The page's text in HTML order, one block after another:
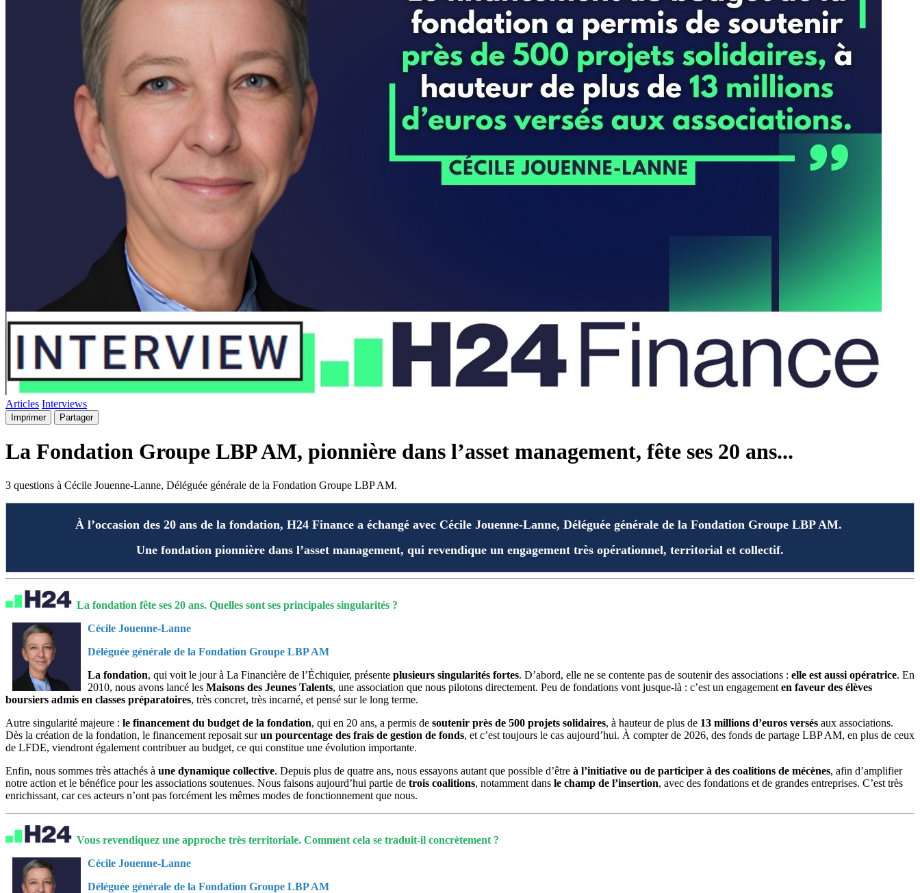
Articles Interviews
Imprimer Partager
La Fondation Groupe LBP AM, pionnière dans l’asset management, fête ses 20 ans...
3 questions à Cécile Jouenne-Lanne, Déléguée générale de la Fondation Groupe LBP AM.
À l’occasion des 20 ans de la fondation, H24 Finance a échangé avec Cécile Jouenne-Lanne, Déléguée générale de la Fondation Groupe LBP AM.
Une fondation pionnière dans l’asset management, qui revendique un engagement très opérationnel, territorial et collectif.
La fondation fête ses 20 ans. Quelles sont ses principales singularités ?
Cécile Jouenne-Lanne
Déléguée générale de la Fondation Groupe LBP AM
La fondation, qui voit le jour à La Financière de l’Ẻchiquier, présente plusieurs singularités fortes. D’abord, elle ne se contente pas de soutenir des associations : elle est aussi opératrice. En
2010, nous avons lancé les Maisons des Jeunes Talents, une association que nous pilotons directement. Peu de fondations vont jusque-là : c’est un engagement en faveur des élèves
boursiers admis en classes préparatoires, très concret, très incarné, et pensé sur le long terme.
Autre singularité majeure : le financement du budget de la fondation, qui en 20 ans, a permis de soutenir près de 500 projets solidaires, à hauteur de plus de 13 millions d’euros versés aux associations.
Dès la création de la fondation, le financement reposait surun pourcentage des frais de gestion de fonds, et c’est toujours le cas aujourd’hui. À compter de 2026, des fonds de partage LBP AM, en plus de ceux
de LFDE, viendront également contribuer au budget, ce qui constitue une évolution importante.
Enfin, nous sommes très attachés à une dynamique collective. Depuis plus de quatre ans, nous essayons autant que possible d’être à l’initiative ou de participer à des coalitions de mécènes, afin d’amplifier
notre action et le bénéfice pour les associations soutenues. Nous faisons aujourd’hui partie de trois coalitions, notamment dans le champ de l’insertion, avec des fondations et de grandes entreprises. C’est très
enrichissant, car ces acteurs n’ont pas forcément les mêmes modes de fonctionnement que nous.
Vous revendiquez une approche très territoriale. Comment cela se traduit-il concrètement ?
Cécile Jouenne-Lanne
Déléguée générale de la Fondation Groupe LBP AM